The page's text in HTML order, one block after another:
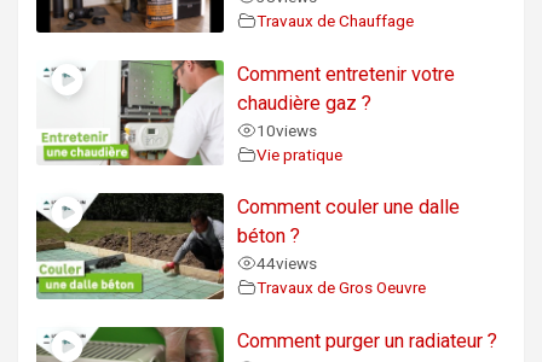
Travaux de Chauffage
Comment entretenir votre
chaudière gaz ?
10views
Vie pratique
Comment couler une dalle
béton ?
44views
Travaux de Gros Oeuvre
Comment purger un radiateur ?